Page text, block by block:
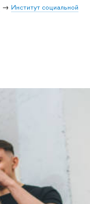
Институт социальной